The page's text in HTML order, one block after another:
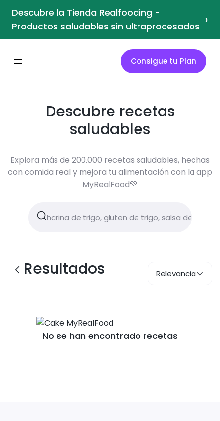
Descubre la Tienda Realfooding -
Productos saludables sin ultraprocesados ›
Consigue tu Plan
Descubre recetas
saludables
Explora más de 200.000 recetas saludables, hechas
con comida real y mejora tu alimentación con la app
MyRealFood💚
Resultados Relevancia
No se han encontrado recetas